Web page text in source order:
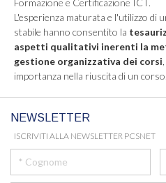
L'esperienza maturata e l'utilizzo di
stabile hanno consentito la
aspetti qualitativi inerenti la
gestione organizzativa dei corsi
importanza nella riuscita di un corso.
NEWSLETTER
ISCRIVITI ALLA NEWSLETTER PCSNET